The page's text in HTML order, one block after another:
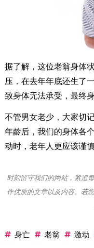
据了解，这位老翁身体
压，在去年年底还生了
致身体无法承受，最终身
不管男女老少，大家切
年龄后，我们的身体各
动时，老年人更应该谨
时刻留守我们的网站，紧追
作优质的文章以及内容。若
身亡 老翁 激动